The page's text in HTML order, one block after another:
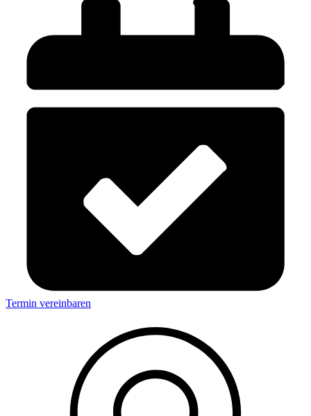
Termin vereinbaren